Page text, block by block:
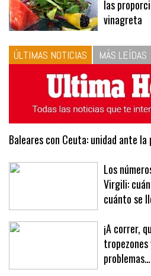
10La
las
vinagreta
ÚLTIMAS NOTICIAS MÁS LEÍDAS
Baleares con Ceuta: unidad ante
Los
Virgili:
cuánto se
¡A correr,
tropezones